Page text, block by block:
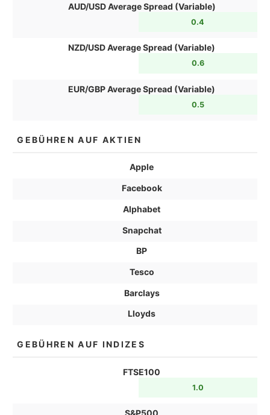
AUD/USD Average Spread (Variable)
0.4
NZD/USD Average Spread (Variable)
0.6
EUR/GBP Average Spread (Variable)
0.5
GEBÜHREN AUF AKTIEN
Apple
Facebook
Alphabet
Snapchat
BP
Tesco
Barclays
Lloyds
GEBÜHREN AUF INDIZES
FTSE100
1.0
S&P500